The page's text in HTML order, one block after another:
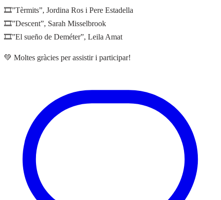
🎞️”Tèrmits”, Jordina Ros i Pere Estadella
🎞️”Descent”, Sarah Misselbrook
🎞️”El sueño de Deméter”, Leila Amat
💚 Moltes gràcies per assistir i participar!